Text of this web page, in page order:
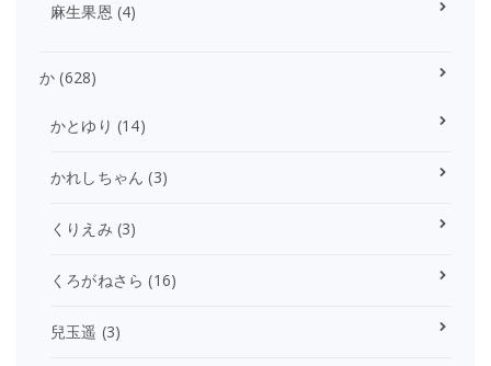
麻生果恩 (4)
か (628)
かとゆり (14)
かれしちゃん (3)
くりえみ (3)
くろがねさら (16)
兒玉遥 (3)